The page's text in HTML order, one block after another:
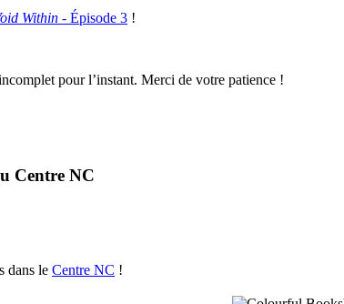
Within - Épisode 3 !
pour l’instant. Merci de votre patience !
Centre NC
dans le Centre NC !